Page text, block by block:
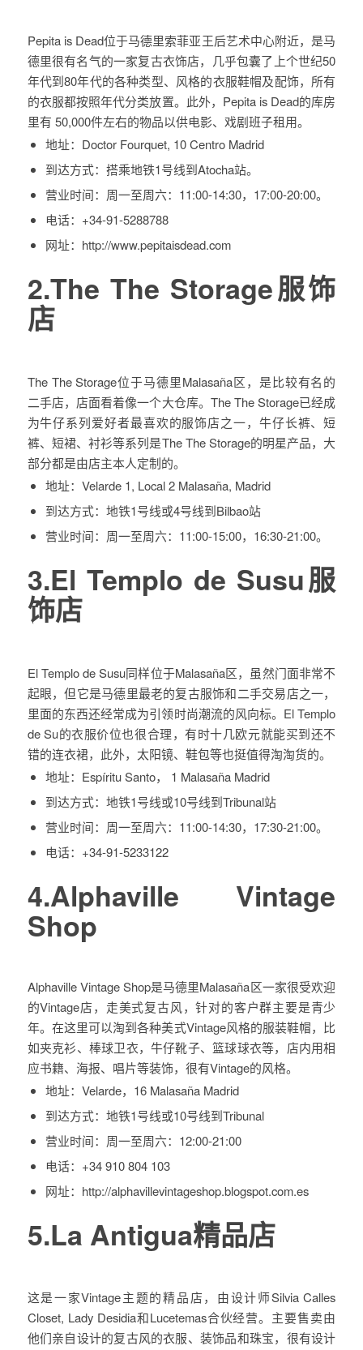
Pepita is Dead位于马德里索菲亚王后艺术中心附近，是马
德里很有名气的一家复古衣饰店，几乎包囊了上个世纪50
年代到80年代的各种类型、风格的衣服鞋帽及配饰，所有
的衣服都按照年代分类放置。此外，Pepita is Dead的库房
里有 50,000件左右的物品以供电影、戏剧班子租用。
地址： Doctor Fourquet, 10 Centro Madrid
到达方式： 搭乘地铁1号线到Atocha站。
营业时间： 周一至周六：11:00-14:30，17:00-20:00。
电话： +34-91-5288788
网址： http://www.pepitaisdead.com
2.The The Storage服饰
店
The The Storage位于马德里Malasaña区，是比较有名的
二手店，店面看着像一个大仓库。The The Storage已经成
为牛仔系列爱好者最喜欢的服饰店之一，牛仔长裤、短
裤、短裙、衬衫等系列是The The Storage的明星产品，大
部分都是由店主本人定制的。
地址： Velarde 1, Local 2 Malasaña, Madrid
到达方式： 地铁1号线或4号线到Bilbao站
营业时间： 周一至周六：11:00-15:00，16:30-21:00。
3.El Templo de Susu服
饰店
El Templo de Susu同样位于Malasaña区，虽然门面非常不
起眼，但它是马德里最老的复古服饰和二手交易店之一，
里面的东西还经常成为引领时尚潮流的风向标。El Templo
de Su的衣服价位也很合理，有时十几欧元就能买到还不
错的连衣裙，此外，太阳镜、鞋包等也挺值得淘淘货的。
地址： Espíritu Santo， 1 Malasaña Madrid
到达方式： 地铁1号线或10号线到Tribunal站
营业时间： 周一至周六：11:00-14:30，17:30-21:00。
电话： +34-91-5233122
4.Alphaville Vintage
Shop
Alphaville Vintage Shop是马德里Malasaña区一家很受欢迎
的Vintage店，走美式复古风，针对的客户群主要是青少
年。在这里可以淘到各种美式Vintage风格的服装鞋帽，比
如夹克衫、棒球卫衣，牛仔靴子、篮球球衣等，店内用相
应书籍、海报、唱片等装饰，很有Vintage的风格。
地址： Velarde，16 Malasaña Madrid
到达方式： 地铁1号线或10号线到Tribunal
营业时间： 周一至周六：12:00-21:00
电话： +34 910 804 103
网址： http://alphavillevintageshop.blogspot.com.es
5.La Antigua精品店
这是一家Vintage主题的精品店，由设计师Silvia Calles
Closet, Lady Desidia和Lucetemas合伙经营。主要售卖由
他们亲自设计的复古风的衣服、装饰品和珠宝，很有设计